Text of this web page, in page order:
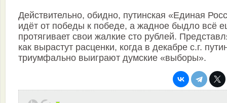
Действительно, обидно, путинская «Единая
идёт от победы к победе, а жадное быдло всё
протягивает свои жалкие сто рублей.
как вырастут расценки, когда в декабре с.г.
триумфально выиграют думские «выборы».